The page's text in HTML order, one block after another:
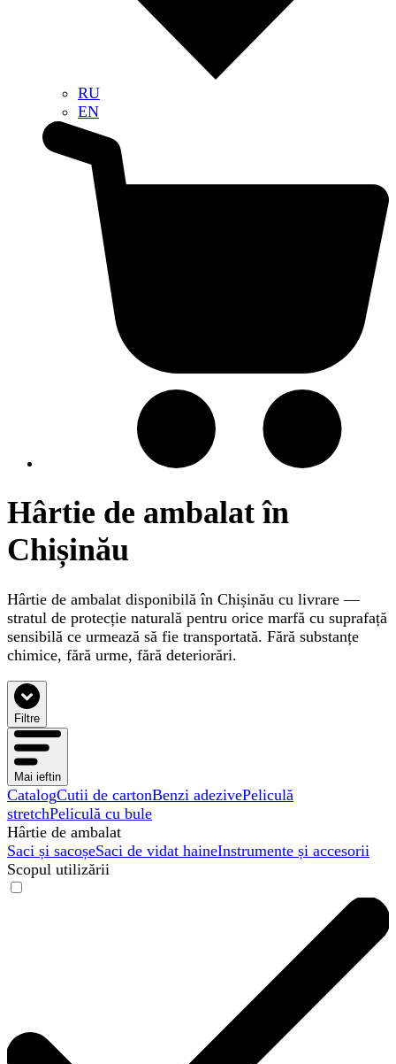
RU
EN
Hârtie de ambalat în
Chișinău
Hârtie de ambalat disponibilă în Chișinău cu livrare —
stratul de protecție naturală pentru orice marfă cu suprafață
sensibilă ce urmează să fie transportată. Fără substanțe
chimice, fără urme, fără deteriorări.
Filtre
Mai ieftin
CatalogCutii de cartonBenzi adezivePeliculă
stretchPeliculă cu bule
Hârtie de ambalat
Saci și sacoșeSaci de vidat haineInstrumente și accesorii
Scopul utilizării